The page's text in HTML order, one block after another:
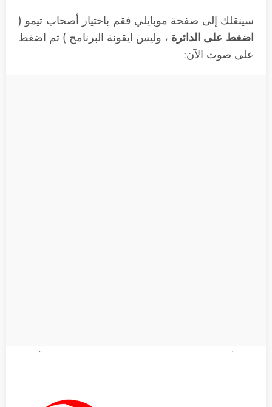
سينقلك إلى صفحة موبايلي فقم باختيار أصحاب تيمو (
اضغط على الدائرة ، وليس ايقونة البرنامج ) ثم اضغط
على صوت الآن: